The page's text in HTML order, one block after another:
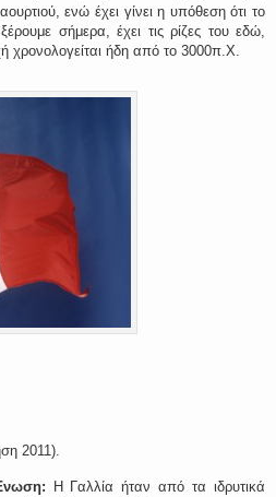
ενώ έχει γίνει η υπόθεση ότι το
σήμερα, έχει τις ρίζες του εδώ,
χρονολογείται ήδη από το 3000π.Χ.
2011).
Η Γαλλία ήταν από τα ιδρυτικά